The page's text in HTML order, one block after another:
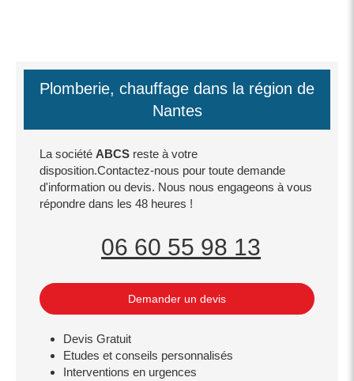
Plomberie, chauffage dans la région de
Nantes
La société ABCS reste à votre
disposition.Contactez-nous pour toute demande
d'information ou devis. Nous nous engageons à vous
répondre dans les 48 heures !
06 60 55 98 13
Demander un devis
Devis Gratuit
Etudes et conseils personnalisés
Interventions en urgences